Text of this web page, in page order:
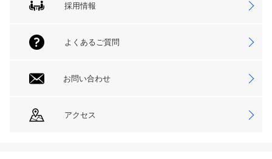
採用情報
よくあるご質問
お問い合わせ
アクセス